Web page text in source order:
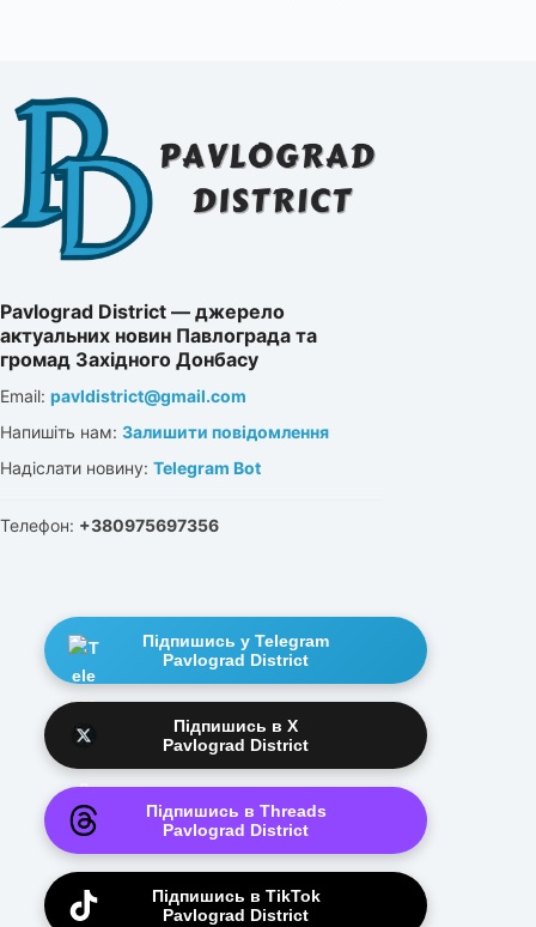
Pavlograd District — джерело
актуальних новин Павлограда та
громад Західного Донбасу
Email: pavldistrict@gmail.com
Напишіть нам: Залишити повідомлення
Надіслати новину: Telegram Bot
Телефон: +380975697356
Підпишись у Telegram
Pavlograd District
Підпишись в X
Pavlograd District
Підпишись в Threads
Pavlograd District
Підпишись в TikTok
Pavlograd District